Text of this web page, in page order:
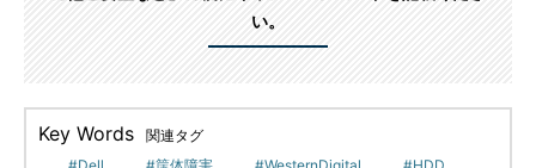
い。
Key Words
関連タグ